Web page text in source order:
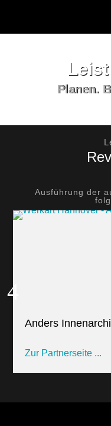
Planen.
Ausführung der
Anders
Zur Partnerseite ...